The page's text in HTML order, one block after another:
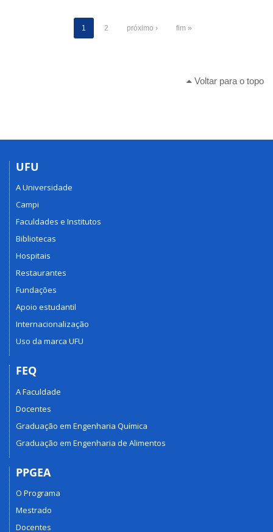
1 2 próximo › fim »
Voltar para o topo
UFU
A Universidade
Campi
Faculdades e Institutos
Bibliotecas
Hospitais
Restaurantes
Fundações
Apoio estudantil
Internacionalização
Uso da marca UFU
FEQ
A Faculdade
Docentes
Graduação em Engenharia Química
Graduação em Engenharia de Alimentos
PPGEA
O Programa
Mestrado
Docentes